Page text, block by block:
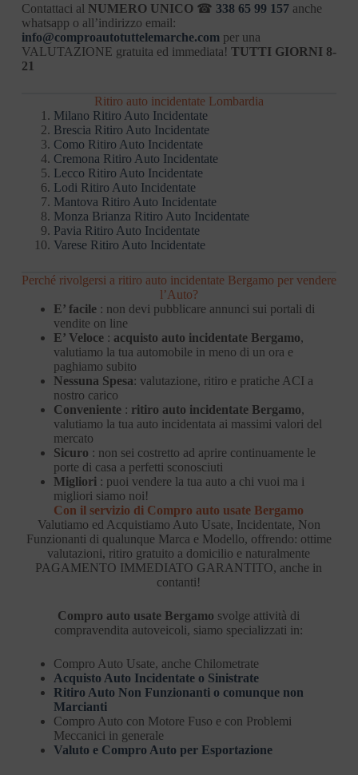
Contattaci al NUMERO UNICO☎ 338 65 99 157anche
whatsapp o all’indirizzo email:
info@comproautotuttelemarche.com per una
VALUTAZIONE gratuita ed immediata! TUTTI GIORNI 8-
21
Ritiro auto incidentate Lombardia
Milano Ritiro Auto Incidentate
Brescia Ritiro Auto Incidentate
Como Ritiro Auto Incidentate
Cremona Ritiro Auto Incidentate
Lecco Ritiro Auto Incidentate
Lodi Ritiro Auto Incidentate
Mantova Ritiro Auto Incidentate
Monza Brianza Ritiro Auto Incidentate
Pavia Ritiro Auto Incidentate
Varese Ritiro Auto Incidentate
Perché rivolgersi a ritiro auto incidentate Bergamo per vendere
l’Auto?
E’ facile: non devi pubblicare annunci sui portali di
vendite on line
E’ Veloce : acquisto auto incidentate Bergamo,
valutiamo la tua automobile in meno di un ora e
paghiamo subito
Nessuna Spesa: valutazione, ritiro e pratiche ACI a
nostro carico
Conveniente: ritiro auto incidentate Bergamo,
valutiamo la tua auto incidentata ai massimi valori del
mercato
Sicuro : non sei costretto ad aprire continuamente le
porte di casa a perfetti sconosciuti
Migliori : puoi vendere la tua auto a chi vuoi ma i
migliori siamo noi!
Con il servizio di Compro auto usate Bergamo
Valutiamo ed Acquistiamo Auto Usate, Incidentate, Non
Funzionanti di qualunque Marca e Modello, offrendo: ottime
valutazioni, ritiro gratuito a domicilio e naturalmente
PAGAMENTO IMMEDIATO GARANTITO, anche in
contanti!
Compro auto usate Bergamo svolge attività di
compravendita autoveicoli, siamo specializzati in:
Compro Auto Usate, anche Chilometrate
Acquisto Auto Incidentate o Sinistrate
Ritiro Auto Non Funzionanti o comunque non
Marcianti
Compro Auto con Motore Fuso e con Problemi
Meccanici in generale
Valuto e Compro Auto per Esportazione